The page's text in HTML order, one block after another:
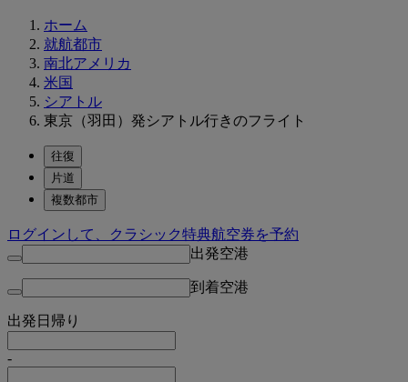
ホーム
就航都市
南北アメリカ
米国
シアトル
東京（羽田）発シアトル行きのフライト
往復
片道
複数都市
ログインして、クラシック特典航空券を予約
出発空港
到着空港
出発日 帰り
-